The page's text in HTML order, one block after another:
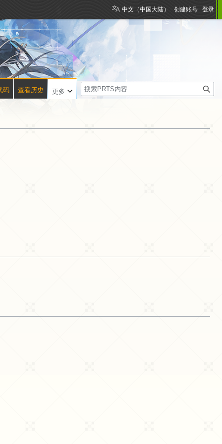
中文（中国大陆） 创建账号 登录
码 查看历史 更多
搜
索